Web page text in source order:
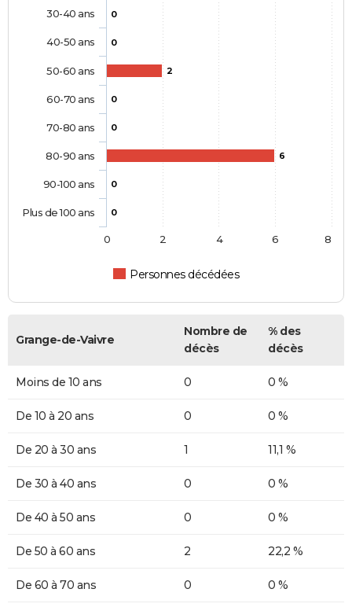
0
0
2
0
0
6
0
0
Personnes décédées
30-40 ans
40-50 ans
50-60 ans
60-70 ans
70-80 ans
80-90 ans
90-100 ans
Plus de 100 ans
0 2 4 6 8
Grange-de-Vaivre
Nombre de
décès
% des
décès
Moins de 10 ans 0 0 %
De 10 à 20 ans 0 0 %
De 20 à 30 ans 1 11,1 %
De 30 à 40 ans 0 0 %
De 40 à 50 ans 0 0 %
De 50 à 60 ans 2 22,2 %
De 60 à 70 ans 0 0 %